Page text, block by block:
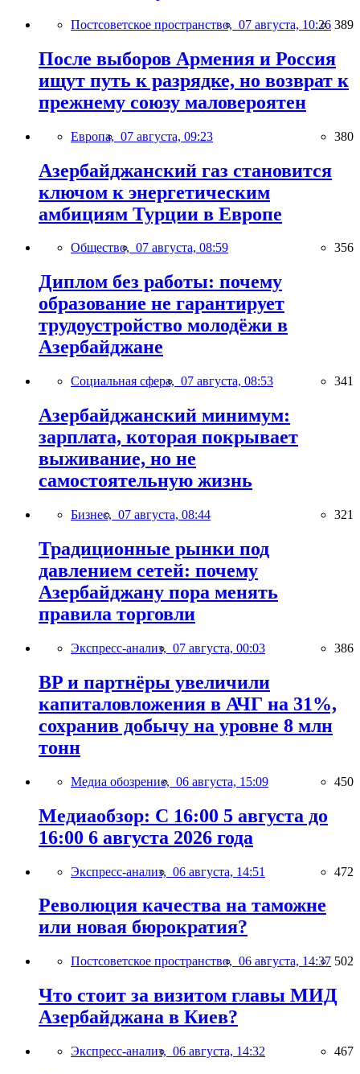
Постсоветское пространство, 07 августа, 10:26 389
После выборов Армения и Россия
ищут путь к разрядке, но возврат к
прежнему союзу маловероятен
Европа, 07 августа, 09:23 380
Азербайджанский газ становится
ключом к энергетическим
амбициям Турции в Европе
Общество, 07 августа, 08:59 356
Диплом без работы: почему
образование не гарантирует
трудоустройство молодёжи в
Азербайджане
Социальная сфера, 07 августа, 08:53 341
Азербайджанский минимум:
зарплата, которая покрывает
выживание, но не
самостоятельную жизнь
Бизнес, 07 августа, 08:44 321
Традиционные рынки под
давлением сетей: почему
Азербайджану пора менять
правила торговли
Экспресс-анализ, 07 августа, 00:03 386
BP и партнёры увеличили
капиталовложения в АЧГ на 31%,
сохранив добычу на уровне 8 млн
тонн
Медиа обозрение, 06 августа, 15:09 450
Медиаобзор: С 16:00 5 августа до
16:00 6 августа 2026 года
Экспресс-анализ, 06 августа, 14:51 472
Революция качества на таможне
или новая бюрократия?
Постсоветское пространство, 06 августа, 14:37 502
Что стоит за визитом главы МИД
Азербайджана в Киев?
Экспресс-анализ, 06 августа, 14:32 467